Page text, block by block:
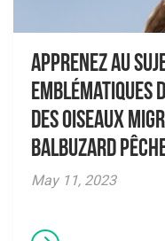
Apprenez au
emblématiques
des Oiseaux
Balbuzard
May 11, 2023